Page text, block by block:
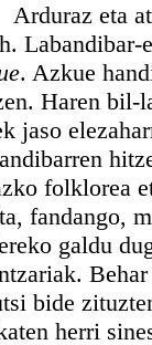
eta
. Azkue
Haren bil-
jaso
folklorea
fandango,
galdu
bide
herri